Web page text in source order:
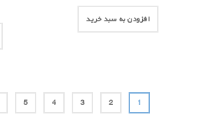
افزودن به سبد خرید
1
2
3
4
5